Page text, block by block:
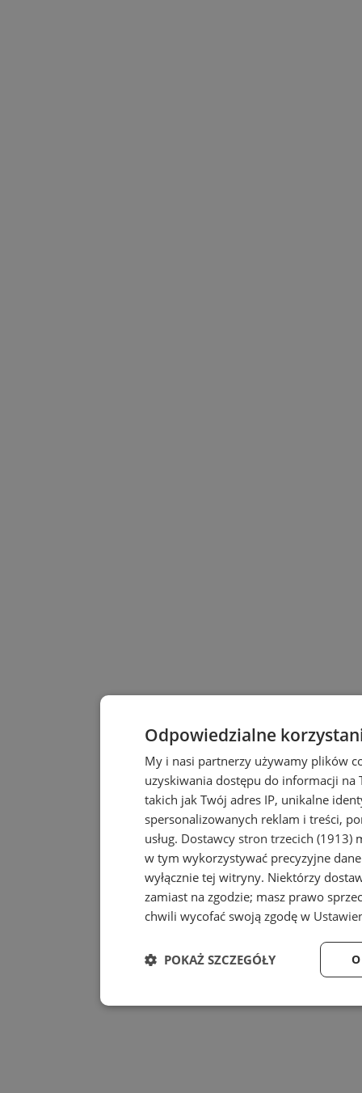
Odpowiedzialne
My i nasi partnerzy używamy plików
uzyskiwania dostępu do informacji
takich jak Twój adres IP, unikalne
spersonalizowanych reklam i treści,
usług. Dostawcy stron trzecich (1913)
w tym wykorzystywać precyzyjne
wyłącznie tej witryny. Niektórzy
zamiast na zgodzie; masz prawo
chwili wycofać swoją zgodę w
POKAŻ SZCZEGÓŁY
Niezbędne Wydajność